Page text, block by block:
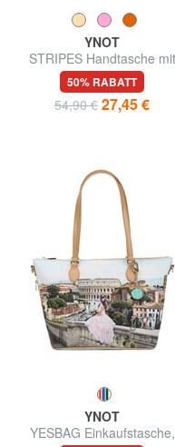
YNOT
STRIPES Handtasche mit
Schulterriemen
50% RABATT
54,90 € 27,45 €
YNOT
YESBAG Einkaufstasche,